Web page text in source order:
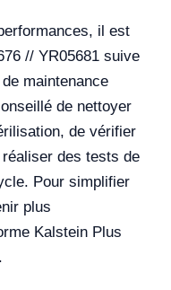
il est
// YR05681 suive
maintenance
de nettoyer
de vérifier
des tests de
Pour simplifier
plus
Kalstein Plus